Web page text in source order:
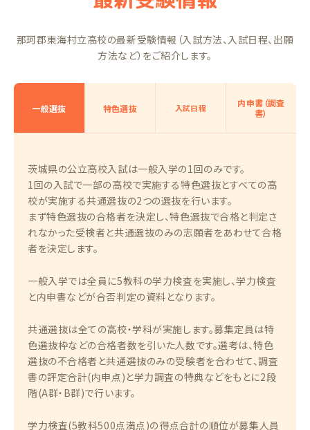
那珂郡東海村立高校の最新受験情報（入試方法、入試日程、出願
方法など）をご紹介します。
一般選抜 特色選抜 入試日程
内申書（調査
書）
茨城県の公立高校入試は一般入学の1回のみです。
1回の入試で一部の高校で実施する特色選抜とすべての高
校が実施する共通選抜の2つの選抜を行います。
まず特色選抜の合格者を決定し、特色選抜で合格と判定さ
れなかった受検者と共通選抜のみの志願者をあわせて合格
者を決定します。
一般入学では全員に5教科の学力検査を実施し、学力検査
と内申書などが合否判定の資料となります。
共通選抜は全ての高校・学科が実施します。募集定員は特
色選抜枠などの合格者数を引いた人数です。選考は、特色
選抜の不合格者と共通選抜のみの受験者を合わせて、調査
書の評定合計(内申点)と学力調査の特典などをもとに2段
階(A群・B群)で行います。
学力検査(5教科500点満点)の得点合計の順位が募集人員